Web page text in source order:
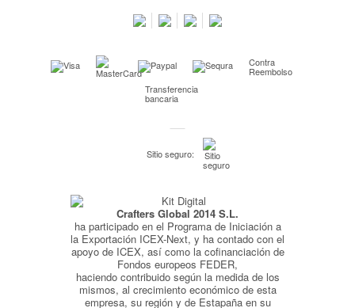
Kimidori PRINT, nuestro servicio de impresión de fotos
Pago seguro y financiación
Condiciones generales de Compra
Política de Privacidad
Política de Cookies
Contra
Reembolso
Transferencia
bancaria
Sitio seguro:
Crafters Global 2014 S.L.
ha participado en el Programa de Iniciación a
la Exportación ICEX-Next, y ha contado con el
apoyo de ICEX, así como la cofinanciación de
Fondos europeos FEDER,
haciendo contribuido según la medida de los
mismos, al crecimiento económico de esta
empresa, su región y de Estapaña en su